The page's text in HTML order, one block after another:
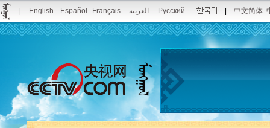
English Español Français العربية Русский 中文简体